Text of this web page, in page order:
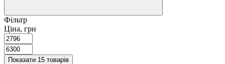
Фільтр
Ціна, грн
Показати 15 товарів